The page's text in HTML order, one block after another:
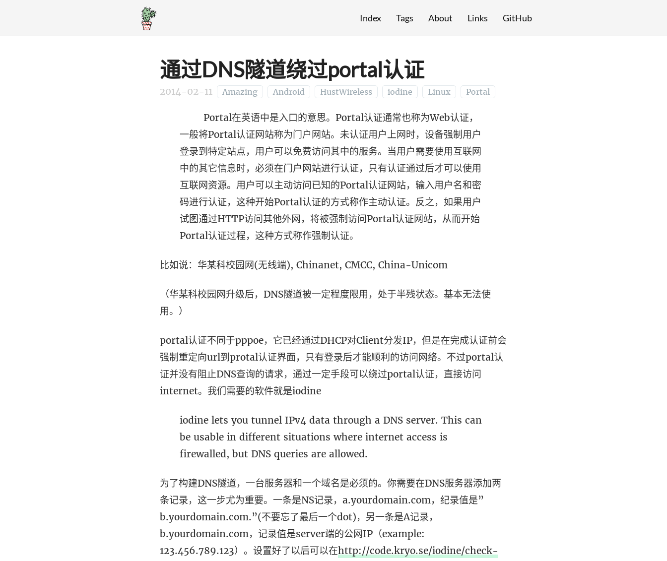
Index Tags About Links GitHub
通过DNS隧道绕过portal认证
2014-02-11 Amazing Android HustWireless iodine Linux Portal
Portal在英语中是入口的意思。Portal认证通常也称为Web认证，
一般将Portal认证网站称为门户网站。未认证用户上网时，设备强制用户
登录到特定站点，用户可以免费访问其中的服务。当用户需要使用互联网
中的其它信息时，必须在门户网站进行认证，只有认证通过后才可以使用
互联网资源。用户可以主动访问已知的Portal认证网站，输入用户名和密
码进行认证，这种开始Portal认证的方式称作主动认证。反之，如果用户
试图通过HTTP访问其他外网，将被强制访问Portal认证网站，从而开始
Portal认证过程，这种方式称作强制认证。
比如说：华某科校园网(无线端), Chinanet, CMCC, China-Unicom
（华某科校园网升级后，DNS隧道被一定程度限用，处于半残状态。基本无法使
用。）
portal认证不同于pppoe，它已经通过DHCP对Client分发IP，但是在完成认证前会
强制重定向url到protal认证界面，只有登录后才能顺利的访问网络。不过portal认
证并没有阻止DNS查询的请求，通过一定手段可以绕过portal认证，直接访问
internet。我们需要的软件就是iodine
iodine lets you tunnel IPv4 data through a DNS server. This can
be usable in different situations where internet access is
firewalled, but DNS queries are allowed.
为了构建DNS隧道，一台服务器和一个域名是必须的。你需要在DNS服务器添加两
条记录，这一步尤为重要。一条是NS记录，a.yourdomain.com，纪录值是”
b.yourdomain.com.”(不要忘了最后一个dot)，另一条是A记录，
b.yourdomain.com，记录值是server端的公网IP（example:
123.456.789.123）。设置好了以后可以在http://code.kryo.se/iodine/check-